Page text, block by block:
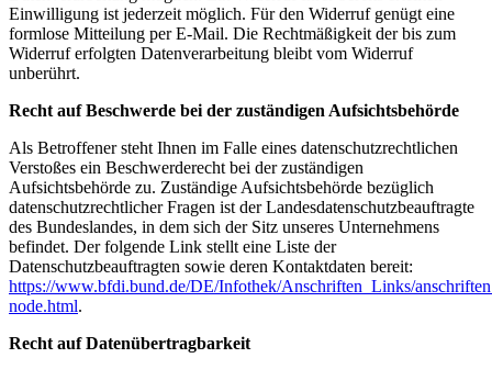
Einwilligung ist jederzeit möglich. Für den Widerruf genügt eine
formlose Mitteilung per E-Mail. Die Rechtmäßigkeit der bis zum
Widerruf erfolgten Datenverarbeitung bleibt vom Widerruf
unberührt.
Recht auf Beschwerde bei der zuständigen Aufsichtsbehörde
Als Betroffener steht Ihnen im Falle eines datenschutzrechtlichen
Verstoßes ein Beschwerderecht bei der zuständigen
Aufsichtsbehörde zu. Zuständige Aufsichtsbehörde bezüglich
datenschutzrechtlicher Fragen ist der Landesdatenschutzbeauftragte
des Bundeslandes, in dem sich der Sitz unseres Unternehmens
befindet. Der folgende Link stellt eine Liste der
Datenschutzbeauftragten sowie deren Kontaktdaten bereit:
https://www.bfdi.bund.de/DE/Infothek/Anschriften_Links/
node.html.
Recht auf Datenübertragbarkeit